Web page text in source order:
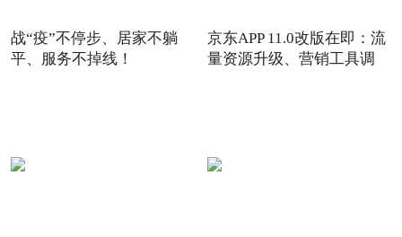
战“疫”不停步、居家不躺
平、服务不掉线！
京东APP 11.0改版在即：流
量资源升级、营销工具调